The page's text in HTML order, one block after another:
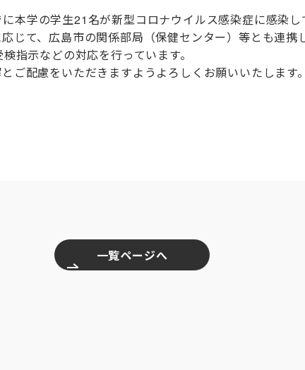
本学の学生21 名が新型コロナウイルス感染症に感染し
じて、広島市の関係部局（保健センター）等とも連携
指示などの対応を行っています。
ご配慮をいただきますようよろしくお願いいたします
一覧ページへ